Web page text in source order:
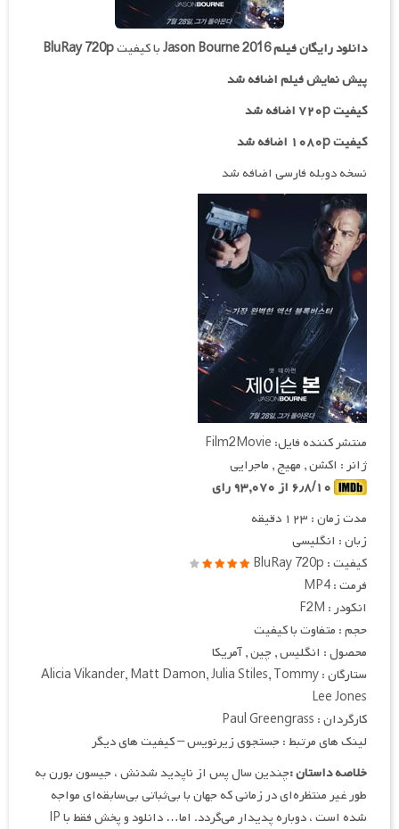
دانلود رایگان فیلمJason Bourne 2016با کیفیتBluRay 720p
پیش نمایش فیلم اضافه شد
کیفیت ۷۲۰p اضافه شد
کیفیت ۱۰۸۰p اضافه شد
نسخه دوبله فارسی اضافه شد
منتشر کننده فایل: Film2Movie
ژانر : اکشن , مهیج , ماجرایی
مدت زمان : ۱۲۳ دقیقه
زبان : انگلیسی
کیفیت : BluRay 720p
فرمت : MP4
انکودر : F2M
حجم : متفاوت با کیفیت
محصول : انگلیس , چین , آمریکا
ستارگان : Alicia Vikander, Matt Damon, Julia Stiles, Tommy
Lee Jones
کارگردان : Paul Greengrass
لینک های مرتبط : جستجوی زیرنویس – کیفیت های دیگر
خلاصه داستان :چندین سال پس از ناپدید شدنش ، جیسون بورن به
طور غیر منتظره‌ای در زمانی که جهان با بی‌ثباتی بی‌سابقه‌ای مواجه
شده است ، دوباره پدیدار می‌گردد. اما… دانلود و پخش فقط با IP